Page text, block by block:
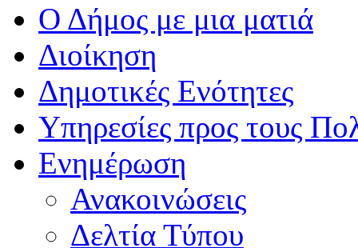
Ο Δήμος με μια ματιά
Διοίκηση
Δημοτικές Ενότητες
Υπηρεσίες προς τους
Ενημέρωση
Ανακοινώσεις
Δελτία Τύπου